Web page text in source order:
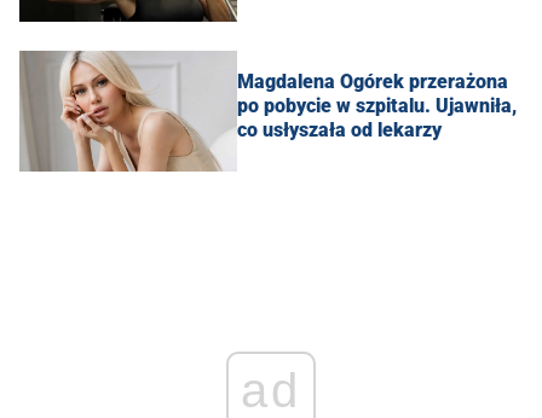
Magdalena Ogórek przerażona
po pobycie w szpitalu. Ujawniła,
co usłyszała od lekarzy
ad